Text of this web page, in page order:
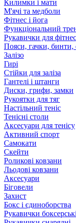
Килимки і мати
М'ячі та медболи
Фітнес і йога
Функціональний
Рукавички для
Пояси, гачки, бинти,
Залізо
Гирі
Стійки для заліза
Гантелі і штанги
Диски, грифи, замки
Рукоятки для тяг
Настільний теніс
Тенісні столи
Аксесуари для тенісу
Активний спорт
Самокати
Скейти
Роликові ковзани
Льодові ковзани
Аксесуари
Біговели
Захист
Бокс і єдиноборства
Рукавички боксерські